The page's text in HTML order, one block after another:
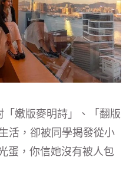
「嫩版麥明詩」、「翻版
活，卻被同學揭發從小
蛋，你信她沒有被人包